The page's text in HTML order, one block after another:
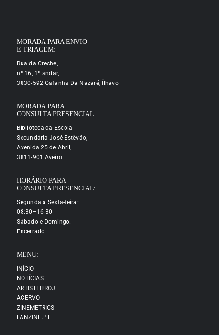
MORADA PARA ENVIO
E TRIAGEM:
Rua da Creche,
nº 16, 1º andar,
3830-592 Gafanha Da Nazaré, Ílhavo
MORADA PARA
CONSULTA PRESENCIAL:
Biblioteca da Escola
Secundária José Estêvão,
Avenida 25 de Abril,
3811-901 Aveiro
HORÁRIO PARA
CONSULTA PRESENCIAL:
Segunda a Sexta-feira:
08:30–16:30
Sábado e Domingo:
Encerrado
MENU:
INÍCIO
NOTÍCIAS
ARTISTLIBROJ
ACERVO
ZINEMETRICS
FANZINE.PT